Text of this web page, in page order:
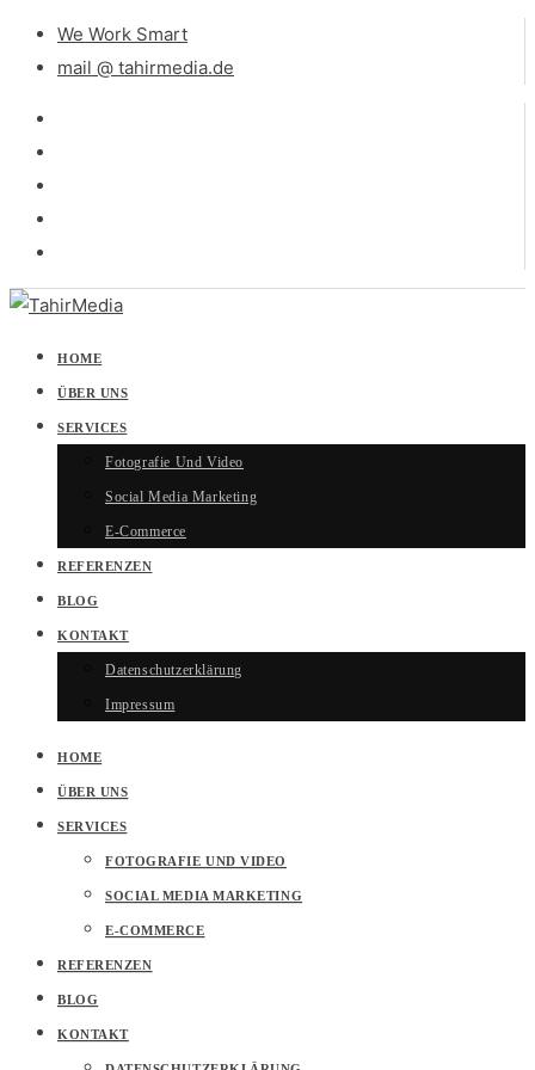
We Work Smart
mail @ tahirmedia.de
HOME
ÜBER UNS
SERVICES
Fotografie Und Video
Social Media Marketing
E-Commerce
REFERENZEN
BLOG
KONTAKT
Datenschutzerklärung
Impressum
HOME
ÜBER UNS
SERVICES
FOTOGRAFIE UND VIDEO
SOCIAL MEDIA MARKETING
E-COMMERCE
REFERENZEN
BLOG
KONTAKT